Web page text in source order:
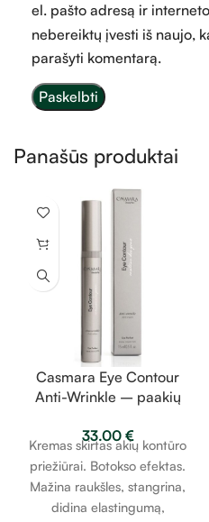
el. pašto adresą ir
nebereiktų įvesti iš naujo,
parašyti komentarą.
Panašūs produktai
Casmara Eye Contour
Anti-Wrinkle – paakių
ml
33.00€
Kremas skirtas akių kontūro
priežiūrai. Botokso efektas.
Mažina raukšles, stangrina,
didina elastingumą,